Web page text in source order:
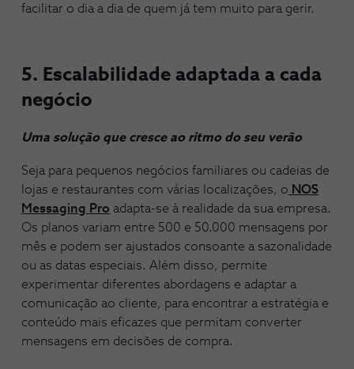
facilitar o dia a dia de quem já tem muito para gerir.
5. Escalabilidade adaptada a cada
negócio
Uma solução que cresce ao ritmo do seu verão
Seja para pequenos negócios familiares ou cadeias de
lojas e restaurantes com várias localizações, o NOS
Messaging Pro adapta-se à realidade da sua empresa.
Os planos variam entre 500 e 50.000 mensagens por
mês e podem ser ajustados consoante a sazonalidade
ou as datas especiais. Além disso, permite
experimentar diferentes abordagens e adaptar a
comunicação ao cliente, para encontrar a estratégia e
conteúdo mais eficazes que permitam converter
mensagens em decisões de compra.